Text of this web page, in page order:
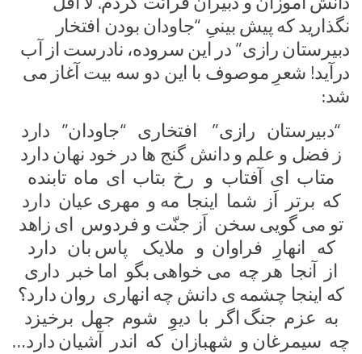
نگذارید که پیش بینیِ “جاودان بودن افتخار
دبیرستان رازی” در این سروده، نادرست از آب
درآید! شعرِ موصوف با این دو سه بیت آغاز می
شد:
“دبیرستان رازی” افتخاری “جاودان” دارد
ز فضل و علم و دانش گنج ها در خود نهان دارد
متاب ای آفتاب و رخ بتاب ای ماه تابنده
که برتر اَز شما اینجا مه و مهری عیان دارد
تو می گویی سخن اَز جنّت و فردوس ای زاهد
که انهارِ فراوان و ملایک پاس بان دارد
از آنجا هر چه می خواهی بگو اما خبر داری
که اینجا چشمه ی دانش چه انهاری روان دارد؟
به عزم جنگ اگر با دیوِ شوم جهل برخیزد
چه سیمرغان و شهبازان که اندر آشیان دارد…